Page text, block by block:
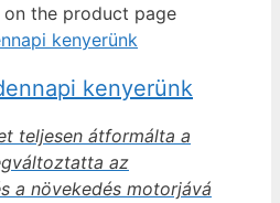
on the product page
kenyerünk
teljesen átformálta a
az
a növekedés motorjává